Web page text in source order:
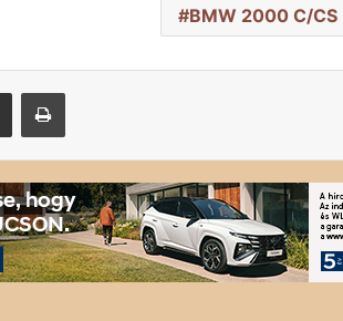
BMW 2000 C/CS
Megosztás email-ben Nyomtatás